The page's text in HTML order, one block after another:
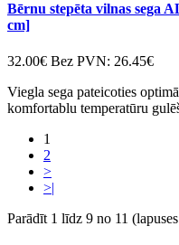
Bērnu stepēta vilnas sega
cm]
32.00€ Bez PVN: 26.45€
Viegla sega pateicoties
komfortablu temperatūru
1
2
>
>|
Parādīt 1 līdz 9 no 11